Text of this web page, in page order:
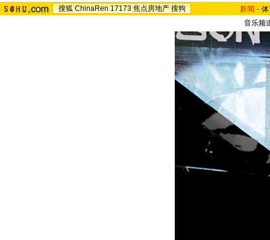
搜狐 ChinaRen 17173 焦点房地产 搜狗 新闻 -
音乐频